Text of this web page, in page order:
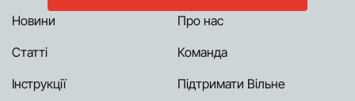
Новини
Статті
Інструкції
Про нас
Команда
Підтримати Вільне